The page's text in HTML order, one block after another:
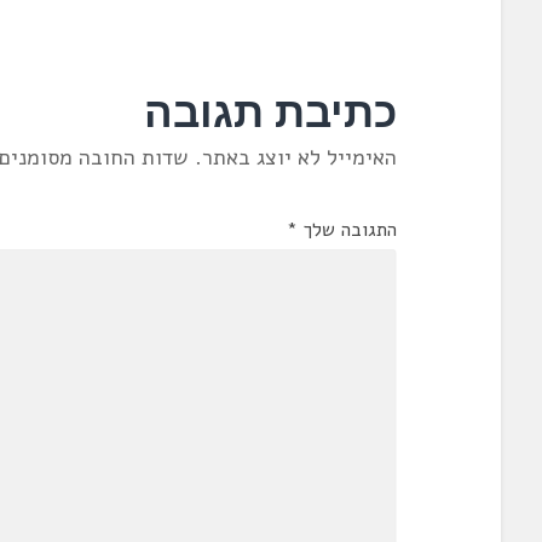
כתיבת תגובה
האימייל לא יוצג באתר. שדות החובה
התגובה שלך *